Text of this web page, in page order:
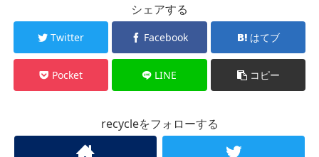
シェアする
Twitter Facebook はてブ
Pocket LINE コピー
recycleをフォローする